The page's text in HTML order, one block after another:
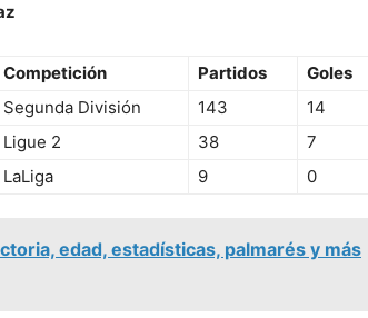
Competición Partidos
Goles
Segunda División 143
14
Ligue 2 38
7
LaLiga 9 0
edad, estadísticas, palmarés y más